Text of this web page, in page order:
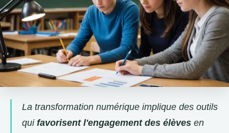
La transformation numérique implique des outils
qui favorisent l'engagement des élèves en